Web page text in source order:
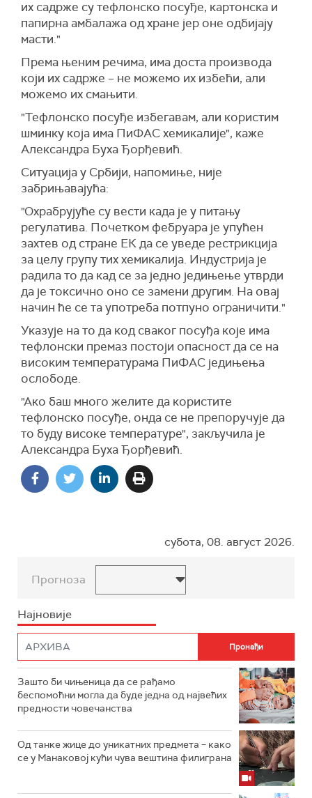
их садрже су тефлонско посуђе, картонска и
папирна амбалажа од хране јер оне одбијају
масти."
Према њеним речима, има доста производа
који их садрже – не можемо их избећи, али
можемо их смањити.
"Тефлонско посуђе избегавам, али користим
шминку која има ПиФАС хемикалије", каже
Александра Буха Ђорђевић.
Ситуација у Србији, напомиње, није
забрињавајућа:
"Охрабрујуће су вести када је у питању
регулатива. Почетком фебруара је упућен
захтев од стране ЕК да се уведе рестрикција
за целу групу тих хемикалија. Индустрија је
радила то да кад се за једно једињење утврди
да је токсично оно се замени другим. На овај
начин ће се та употреба потпуно ограничити."
Указује на то да код сваког посуђа које има
тефлонски премаз постоји опасност да се на
високим температурама ПиФАС једињења
ослободе.
"Ако баш много желите да користите
тефлонско посуђе, онда се не препоручује да
то буду високе температуре", закључила је
Александра Буха Ђорђевић.
субота, 08. август 2026.
Прогноза
Најновије
Зашто би чињеница да се рађамо
беспомоћни могла да буде једна од највећих
предности човечанства
Од танке жице до уникатних предмета – како
се у Манаковој кући чува вештина филиграна